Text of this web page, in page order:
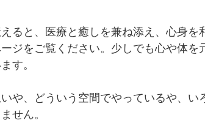
ると、医療と癒しを兼ね添え、心身を
ジをご覧ください。少しでも心や体を
す。
や、どういう空間でやっているや、
せん。